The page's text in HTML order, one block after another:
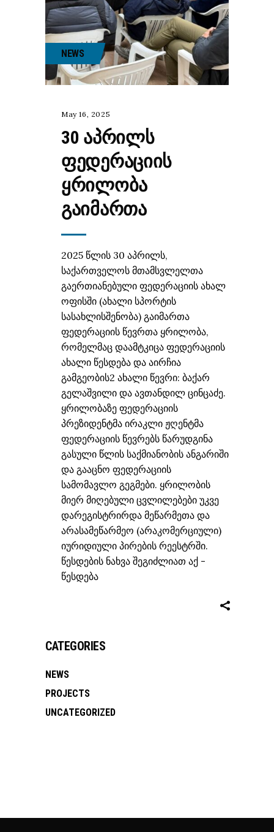
NEWS
May 16, 2025
30 ᲐᲞᲠᲘᲚᲡ
ᲤᲔᲓᲔᲠᲐᲪᲘᲘᲡ
ᲧᲠᲘᲚᲝᲑᲐ
ᲒᲐᲘᲛᲐᲠᲗᲐ
2025 წლის 30 აპრილს,
საქართველოს მთამსვლელთა
გაერთიანებული ფედერაციის ახალ
ოფისში (ახალი სპორტის
სასახლისშენობა) გაიმართა
ფედერაციის წევრთა ყრილობა,
რომელმაც დაამტკიცა ფედერაციის
ახალი წესდება და აირჩია
გამგეობის2 ახალი წევრი: ბაქარ
გელაშვილი და ავთანდილ ცინცაძე.
ყრილობაზე ფედერაციის
პრეზიდენტმა ირაკლი ჟღენტმა
ფედერაციის წევრებს წარუდგინა
გასული წლის საქმიანობის ანგარიში
და გააცნო ფედერაციის
სამომავლო გეგმები. ყრილობის
მიერ მიღებული ცვლილებები უკვე
დარეგისტრირდა მეწარმეთა და
არასამეწარმეო (არაკომერციული)
იურიდიული პირების რეესტრში.
წესდების ნახვა შეგიძლიათ აქ -
წესდება
CATEGORIES
NEWS
PROJECTS
UNCATEGORIZED